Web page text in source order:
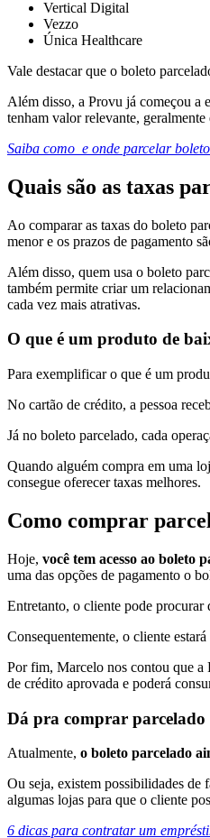
Vertical Digital
Vezzo
Única Healthcare
Vale destacar que o boleto
Além disso, a Provu já começou a
tenham valor relevante,
Saiba como e onde parcelar
Quais são as taxas
Ao comparar as taxas do boleto
menor e os prazos de pagamento
Além disso, quem usa o boleto
também permite criar um
cada vez mais atrativas.
O que é um produto de
Para exemplificar o que é um
No cartão de crédito, a pessoa
Já no boleto parcelado, cada
Quando alguém compra em uma
consegue oferecer taxas melhores.
Como comprar
Hoje, você tem acesso ao
uma das opções de pagamento o
Entretanto, o cliente pode procurar
Consequentemente, o cliente
Por fim, Marcelo nos contou que a
de crédito aprovada e poderá
Dá pra comprar parcelado
Atualmente, o boleto parcelado
Ou seja, existem possibilidades de
algumas lojas para que o cliente
6 dicas para contratar um